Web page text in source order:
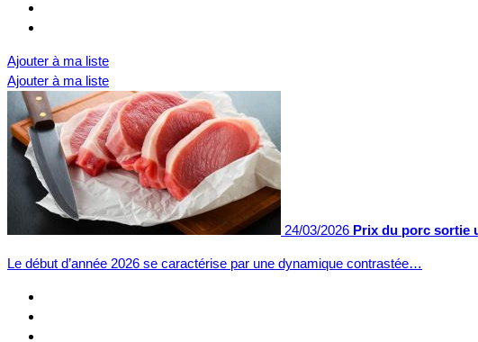
Ajouter à ma liste
Ajouter à ma liste
24/03/2026 Prix du porc sortie
Le début d’année 2026 se caractérise par une dynamique contrastée…